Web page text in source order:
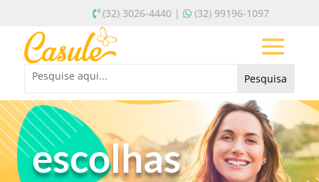
(32) 3026-4440 | (32) 99196-1097
escolhas